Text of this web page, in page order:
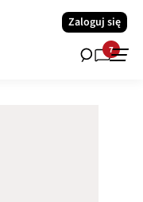
Zaloguj się
7